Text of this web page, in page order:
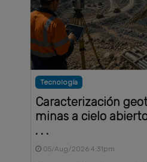
Tecnología
Caracterización
minas a cielo
. . .
05/Aug/2026 4:31pm